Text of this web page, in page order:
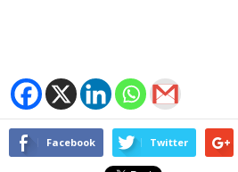
Facebook Twitter